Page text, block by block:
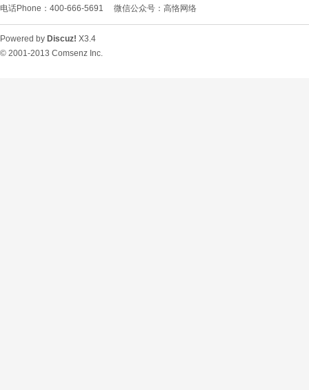
电话Phone：400-666-5691 微信公众号：高恪网络
Powered by Discuz! X3.4
© 2001-2013 Comsenz Inc.